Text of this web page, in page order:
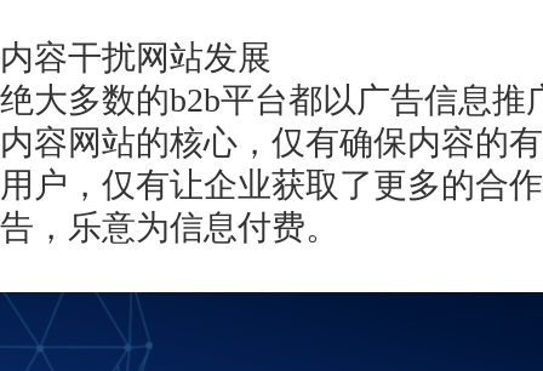
内容干扰网站发展
绝大多数的b2b平台都以广告信息
内容网站的核心，仅有确保内容的
用户，仅有让企业获取了更多的合
告，乐意为信息付费。